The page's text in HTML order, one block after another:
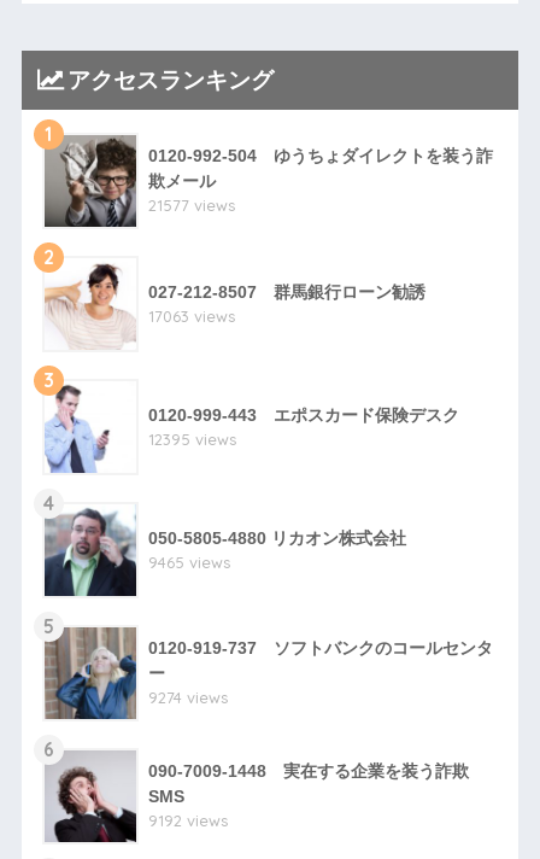
アクセスランキング
1
0120-992-504 ゆうちょダイレクトを装う詐
欺メール
21577 views
2
027-212-8507 群馬銀行ローン勧誘
17063 views
3
0120-999-443 エポスカード保険デスク
12395 views
4
050-5805-4880 リカオン株式会社
9465 views
5
0120-919-737 ソフトバンクのコールセンタ
ー
9274 views
6
090-7009-1448 実在する企業を装う詐欺
SMS
9192 views